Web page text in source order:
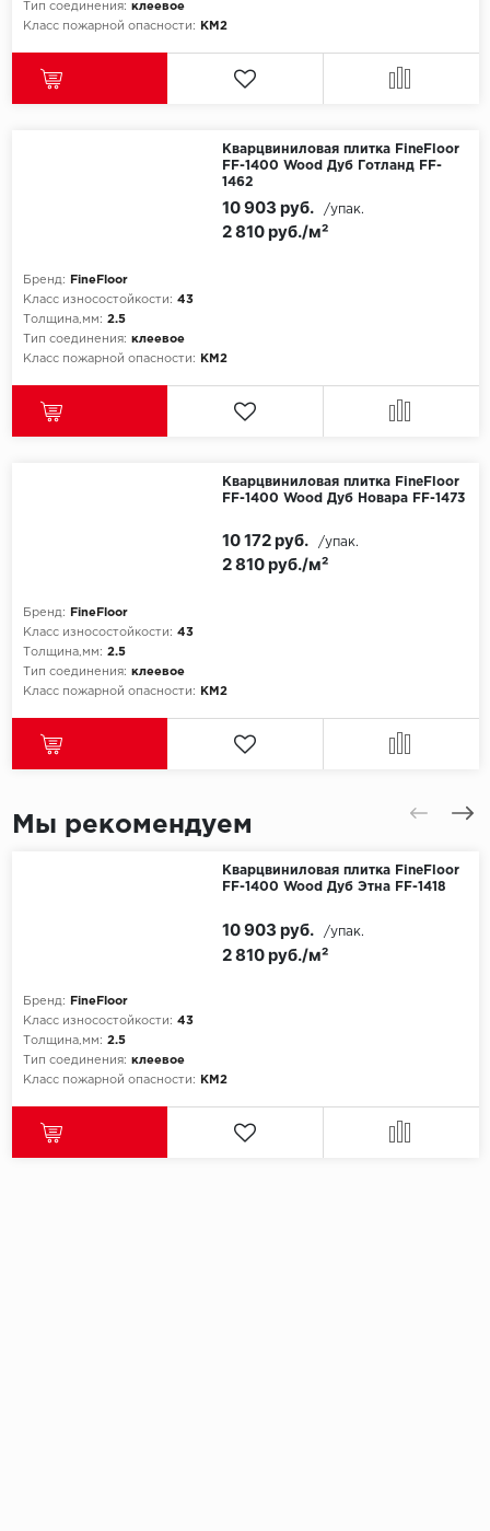
Тип соединения: клеевое
Класс пожарной опасности:
КМ2
Кварцвиниловая плитка FineFloor
FF-1400 Wood Дуб Готланд FF-
1462
Бренд:
FineFloor
Класс износостойкости: 43
Толщина,мм: 2.5
Тип соединения: клеевое
Класс пожарной опасности:
КМ2
2 810 руб./м²
10 903 руб. /упак.
Кварцвиниловая плитка FineFloor
FF-1400 Wood Дуб Новара FF-1473
Бренд:
FineFloor
Класс износостойкости: 43
Толщина,мм: 2.5
Тип соединения: клеевое
Класс пожарной опасности:
КМ2
2 810 руб./м²
10 172 руб. /упак.
Мы рекомендуем
Кварцвиниловая плитка FineFloor
FF-1400 Wood Дуб Этна FF-1418
Бренд:
FineFloor
Класс износостойкости: 43
Толщина,мм: 2.5
Тип соединения: клеевое
Класс пожарной опасности:
КМ2
2 810 руб./м²
10 903 руб. /упак.